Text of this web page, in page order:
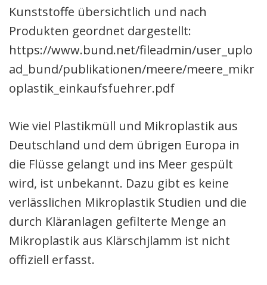
Kunststoffe übersichtlich und nach
Produkten geordnet dargestellt:
https://www.bund.net/fileadmin/user_uplo
ad_bund/publikationen/meere/meere_mikr
oplastik_einkaufsfuehrer.pdf
Wie viel Plastikmüll und Mikroplastik aus
Deutschland und dem übrigen Europa in
die Flüsse gelangt und ins Meer gespült
wird, ist unbekannt. Dazu gibt es keine
verlässlichen Mikroplastik Studien und die
durch Kläranlagen gefilterte Menge an
Mikroplastik aus Klärschjlamm ist nicht
offiziell erfasst.